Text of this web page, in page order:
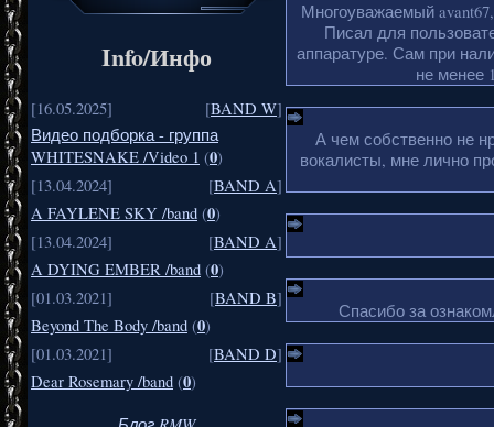
Info/Инфо
[16.05.2025] [BAND W]
Видео подборка - группа
WHITESNAKE /Video 1 (0)
[13.04.2024]
[BAND A]
A FAYLENE SKY /band (0)
[13.04.2024]
[BAND A]
A DYING EMBER /band (0)
[01.03.2021]
[BAND B]
Beyond The Body /band (0)
[01.03.2021]
[BAND D]
Dear Rosemary /band (0)
Многоуважаемый
Писал для
аппаратуре. Сам при
не менее
А чем собственно не
вокалисты, мне лично
Спасибо за